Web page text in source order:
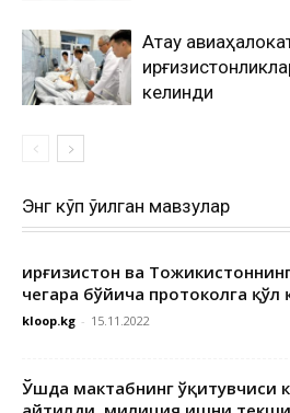
Ақтау
келинди
Энг кўп ўқилган мавзулар
Қирғизистон ва
чегара бўйича протоколга
kloop.kg - 15.11.2022
Ўшда мактабнинг ўқитувчиси